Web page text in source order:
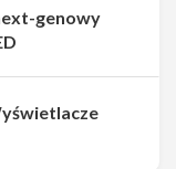
genowy